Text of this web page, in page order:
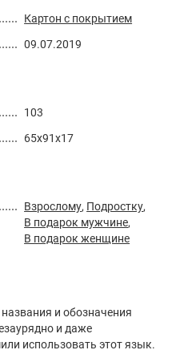
Картон с покрытием
09.07.2019
103
65x91x17
Взрослому, Подростку,
В подарок мужчине,
В подарок женщине
и обозначения
и даже
использовать этот язык.